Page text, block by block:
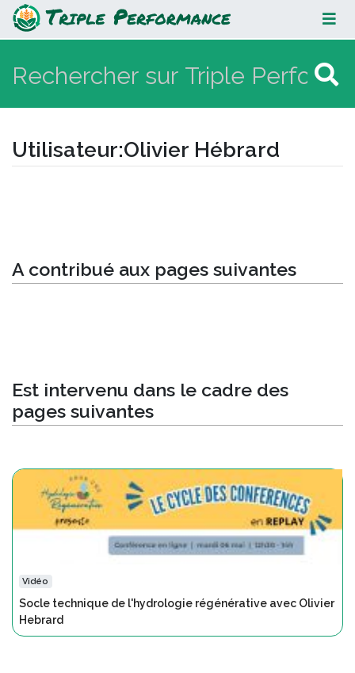
Olivier Hébrard
Utilisateur:Olivier Hébrard
A contribué aux pages suivantes
Est intervenu dans le cadre des
pages suivantes
Vidéo
Socle technique de l'hydrologie régénérative avec Olivier
Hebrard